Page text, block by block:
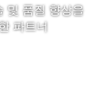
및 품질 향상을
파트너